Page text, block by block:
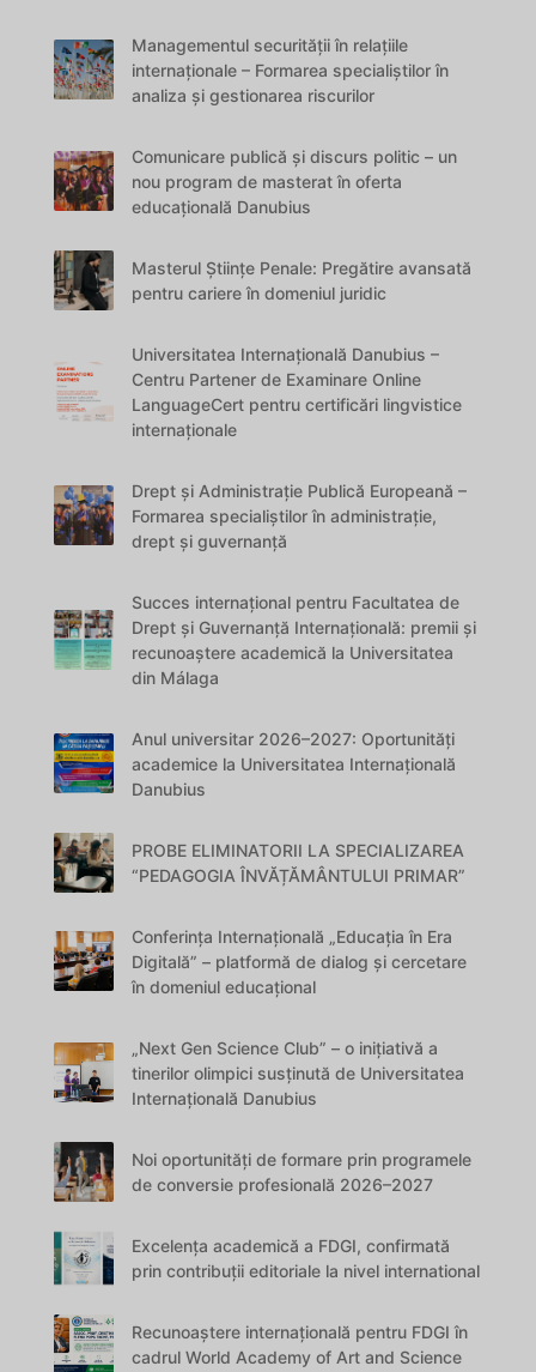
Managementul securității în relațiile
internaționale – Formarea specialiștilor în
analiza și gestionarea riscurilor
Comunicare publică și discurs politic – un
nou program de masterat în oferta
educațională Danubius
Masterul Științe Penale: Pregătire avansată
pentru cariere în domeniul juridic
Universitatea Internațională Danubius –
Centru Partener de Examinare Online
LanguageCert pentru certificări lingvistice
internaționale
Drept și Administrație Publică Europeană –
Formarea specialiștilor în administrație,
drept și guvernanță
Succes internațional pentru Facultatea de
Drept și Guvernanță Internațională: premii și
recunoaștere academică la Universitatea
din Málaga
Anul universitar 2026–2027: Oportunități
academice la Universitatea Internațională
Danubius
PROBE ELIMINATORII LA SPECIALIZAREA
“PEDAGOGIA ÎNVĂȚĂMÂNTULUI PRIMAR”
Conferința Internațională „Educația în Era
Digitală” – platformă de dialog și cercetare
în domeniul educațional
„Next Gen Science Club” – o inițiativă a
tinerilor olimpici susținută de Universitatea
Internațională Danubius
Noi oportunități de formare prin programele
de conversie profesională 2026–2027
Excelența academică a FDGI, confirmată
prin contribuții editoriale la nivel international
Recunoaștere internațională pentru FDGI în
cadrul World Academy of Art and Science